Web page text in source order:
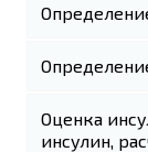
Оценка
инсулин,